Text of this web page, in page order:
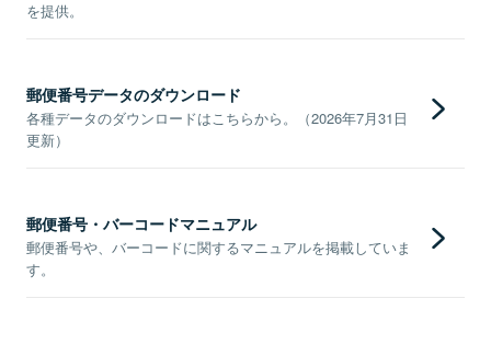
を提供。
郵便番号データのダウンロード
各種データのダウンロードはこちらから。（2026年7月31日
更新）
郵便番号・バーコードマニュアル
郵便番号や、バーコードに関するマニュアルを掲載していま
す。